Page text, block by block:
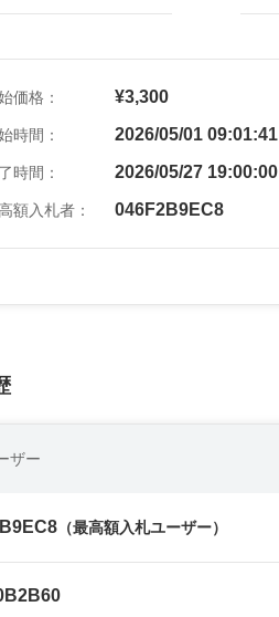
価格： ¥3,300
時間： 2026/05/01 09:01:41
時間： 2026/05/27 19:00:00
額入札者： 046F2B9EC8
ザー
（最高額入札ユーザー）